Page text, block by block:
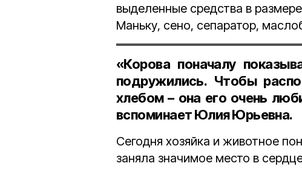
выделенные средства в
Маньку, сено, сепаратор,
«Корова поначалу
подружились. Чтобы
хлебом – она его очень
вспоминает Юлия Юрьевна.
Сегодня хозяйка и животное
заняла значимое место в